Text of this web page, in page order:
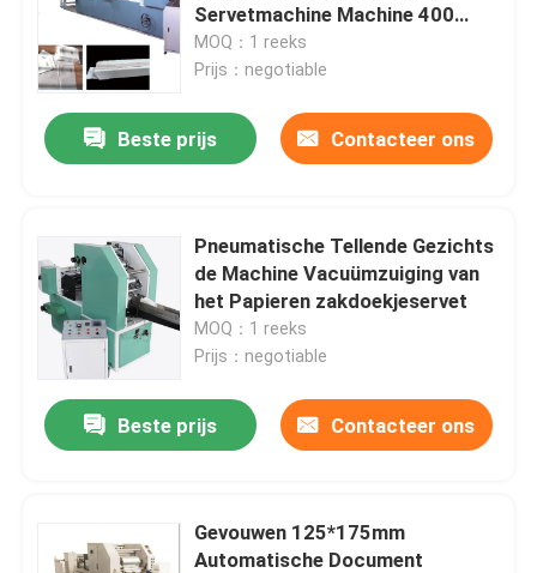
Servetmachine Machine 400
Bladen per Min
MOQ：1 reeks
Prijs：negotiable
Beste prijs Contacteer ons
Pneumatische Tellende Gezichts
de Machine Vacuümzuiging van
het Papieren zakdoekjeservet
MOQ：1 reeks
Prijs：negotiable
Beste prijs Contacteer ons
Gevouwen 125*175mm
Automatische Document